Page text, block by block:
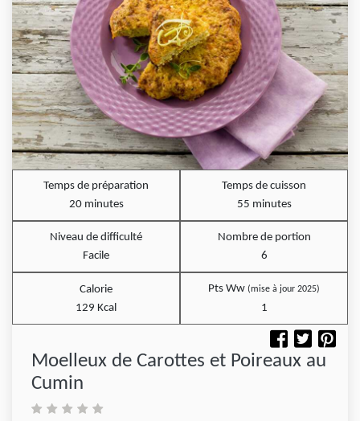
Temps de préparation
20 minutes
Temps de cuisson
55 minutes
Niveau de difficulté
Facile
Nombre de portion
6
Calorie
129 Kcal
Pts Ww (mise à jour 2025)
1
Moelleux de Carottes et Poireaux au
Cumin